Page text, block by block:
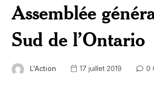
Assemblée
Sud de l’Ontario
L'Action 17 juillet 2019 0